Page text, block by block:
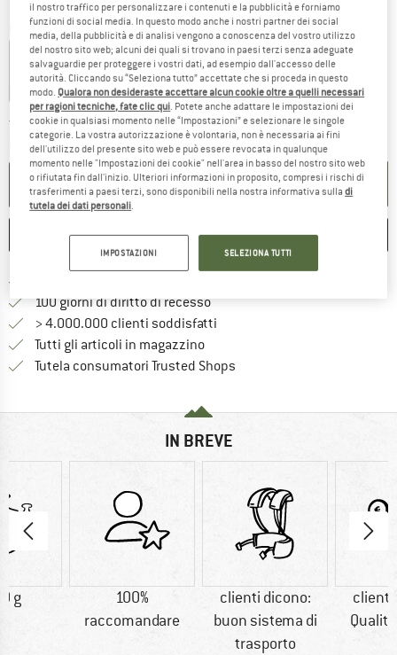
Colore:Eclipse
15% 15% 21%
Tempi di consegna: 4-5 giorni lavorativi
Il link si apre in una casella
Quantità:
NEL CARRELLO
ANNOTA CONFRONTA
100 giorni di diritto di recessoVai alla politica di recesso qui
> 4.000.000 clienti soddisfatti
Tutti gli articoli in magazzino
Tutela consumatori Trusted Shops
IN BREVE
g
100%
raccomandare
clienti dicono:
buon sistema di
trasporto
clienti
il nostro traffico per personalizzare i contenuti e la pubblicità e forniamo
funzioni di social media. In questo modo anche i nostri partner dei social
media, della pubblicità e di analisi vengono a conoscenza del vostro utilizzo
del nostro sito web; alcuni dei quali si trovano in paesi terzi senza adeguate
salvaguardie per proteggere i vostri dati, ad esempio dall'accesso delle
autorità. Cliccando su “Seleziona tutto” accettate che si proceda in questo
modo. Qualora non desideraste accettare alcun cookie oltre a quelli necessari
per ragioni tecniche, fate clic qui . Potete anche adattare le impostazioni dei
cookie in qualsiasi momento nelle “Impostazioni” e selezionare le singole
categorie. La vostra autorizzazione è volontaria, non è necessaria ai fini
dell'utilizzo del presente sito web e può essere revocata in qualunque
momento nelle "Impostazioni dei cookie" nell'area in basso del nostro sito web
o rifiutata fin dall'inizio. Ulteriori informazioni in proposito, compresi i rischi di
trasferimenti a paesi terzi, sono disponibili nella nostra informativa sulladi
tutela dei dati personali
IMPOSTAZIONI SELEZIONA TUTTI